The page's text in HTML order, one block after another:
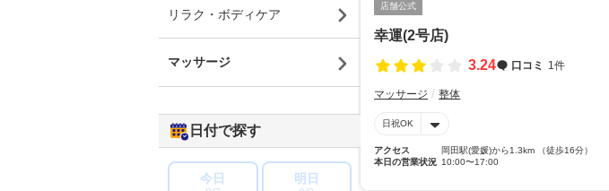
店舗公式
幸運(2号店)
3.24
口コミ 1件
マッサージ 整体
日祝OK
アクセス
岡田駅(愛媛)から1.3km （徒歩16分）
本日の営業状況 10:00〜17:00
リラク・ボディケア
マッサージ
日付で探す
今日 明日